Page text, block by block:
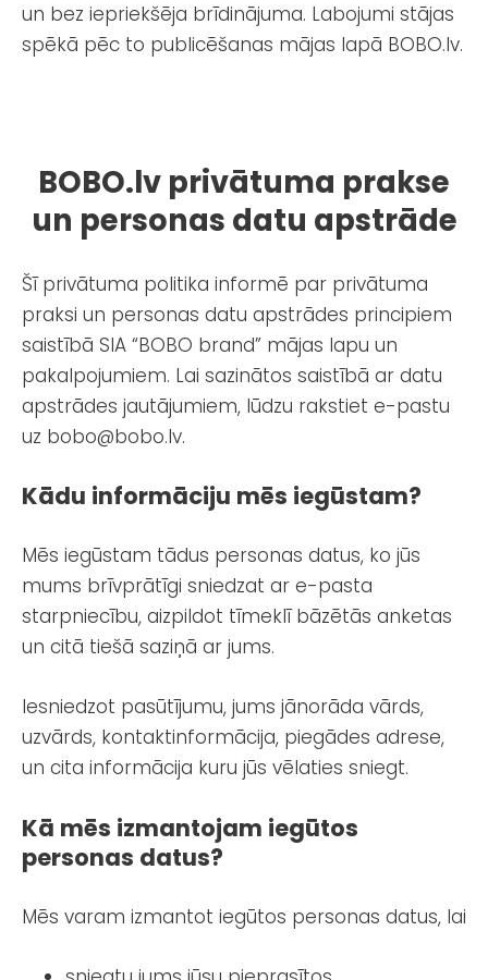
un bez iepriekšēja brīdinājuma. Labojumi stājas
spēkā pēc to publicēšanas mājas lapā BOBO.lv.
BOBO.lv privātuma prakse
un personas datu apstrāde
Šī privātuma politika informē par privātuma
praksi un personas datu apstrādes principiem
saistībā SIA “BOBO brand” mājas lapu un
pakalpojumiem. Lai sazinātos saistībā ar datu
apstrādes jautājumiem, lūdzu rakstiet e-pastu
uz bobo@bobo.lv.
Kādu informāciju mēs iegūstam?
Mēs iegūstam tādus personas datus, ko jūs
mums brīvprātīgi sniedzat ar e-pasta
starpniecību, aizpildot tīmeklī bāzētās anketas
un citā tiešā saziņā ar jums.
Iesniedzot pasūtījumu, jums jānorāda vārds,
uzvārds, kontaktinformācija, piegādes adrese,
un cita informācija kuru jūs vēlaties sniegt.
Kā mēs izmantojam iegūtos
personas datus?
Mēs varam izmantot iegūtos personas datus, lai